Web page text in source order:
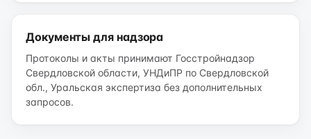
Документы для надзора
Протоколы и акты принимают Госстройнадзор
Свердловской области, УНДиПР по Свердловской
обл., Уральская экспертиза без дополнительных
запросов.